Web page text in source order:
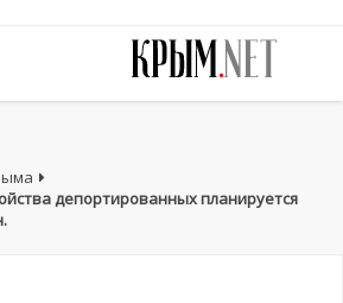
депортированных планируется